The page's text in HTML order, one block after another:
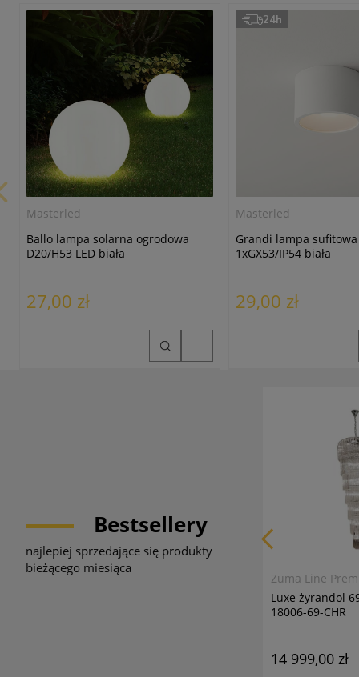
Masterled
Ballo lampa solarna ogrodowa
D20/H53 LED biała
27,00 zł
Masterled
Grandi lampa
1xGX53/IP54 biała
29,00 zł
24h
Bestsellery
najlepiej sprzedające się produkty
bieżącego miesiąca
Zuma Line
Luxe żyrandol
18006-69-CHR
14 999,00 zł